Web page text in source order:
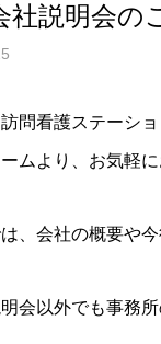
訪問看護
社説明会の
問看護ステーシ
ムより、お気軽に
、会社の概要や
会以外でも事務